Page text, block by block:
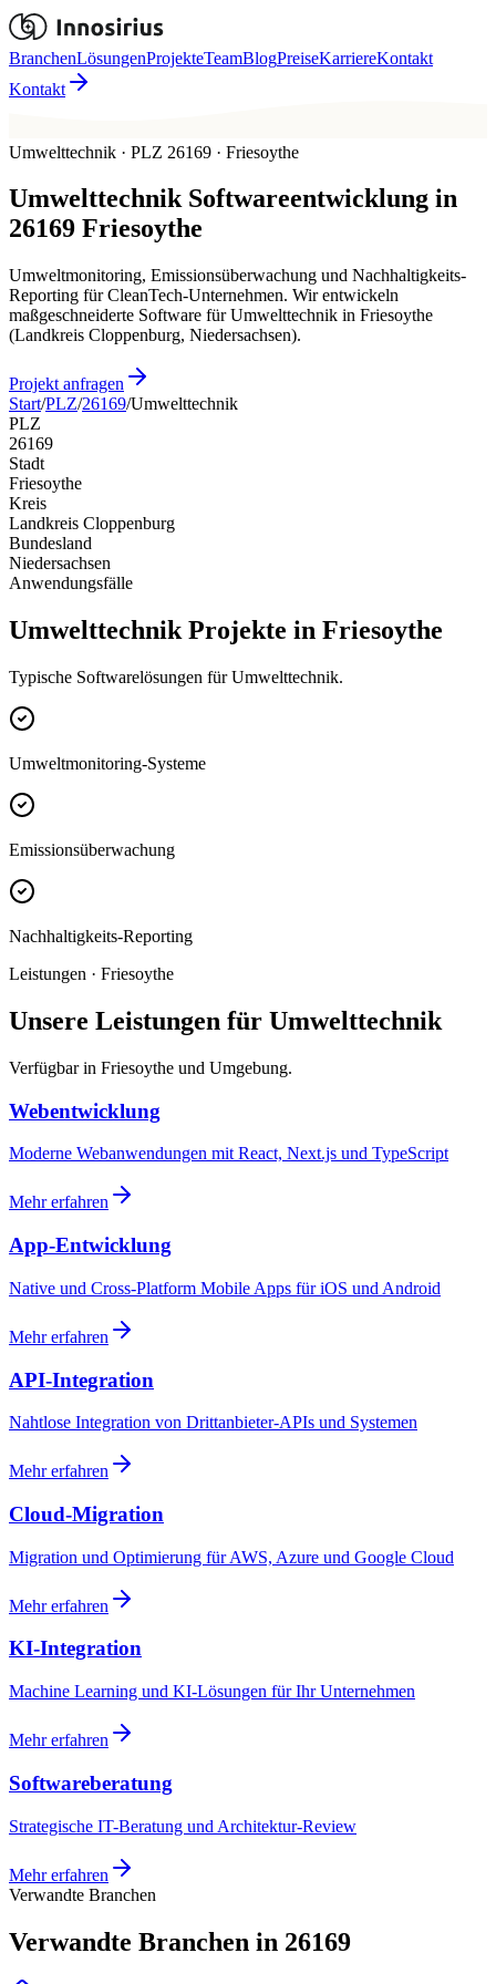
BranchenLösungenProjekteTeamBlogPreiseKarriereKontakt
Kontakt
Umwelttechnik · PLZ 26169 · Friesoythe
UmwelttechnikSoftwareentwicklung in
26169 Friesoythe
Umweltmonitoring, Emissionsüberwachung und Nachhaltigkeits-
Reporting für CleanTech-Unternehmen. Wir entwickeln
maßgeschneiderte Software für Umwelttechnik in Friesoythe
(Landkreis Cloppenburg, Niedersachsen).
Projekt anfragen
Start/PLZ/26169/Umwelttechnik
PLZ
26169
Stadt
Friesoythe
Kreis
Landkreis Cloppenburg
Bundesland
Niedersachsen
Anwendungsfälle
Umwelttechnik Projekte in Friesoythe
Typische Softwarelösungen für Umwelttechnik.
Umweltmonitoring-Systeme
Emissionsüberwachung
Nachhaltigkeits-Reporting
Leistungen · Friesoythe
Unsere Leistungen für Umwelttechnik
Verfügbar in Friesoythe und Umgebung.
Webentwicklung
Moderne Webanwendungen mit React, Next.js und TypeScript
Mehr erfahren
App-Entwicklung
Native und Cross-Platform Mobile Apps für iOS und Android
Mehr erfahren
API-Integration
Nahtlose Integration von Drittanbieter-APIs und Systemen
Mehr erfahren
Cloud-Migration
Migration und Optimierung für AWS, Azure und Google Cloud
Mehr erfahren
KI-Integration
Machine Learning und KI-Lösungen für Ihr Unternehmen
Mehr erfahren
Softwareberatung
Strategische IT-Beratung und Architektur-Review
Mehr erfahren
Verwandte Branchen
Verwandte Branchen in 26169